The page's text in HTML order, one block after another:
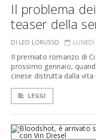
Il problema
teaser della
DI LEO LORUSSO
Il premiato romanzo di
prossimo gennaio,
cinese distrutta dalla
LEGGI